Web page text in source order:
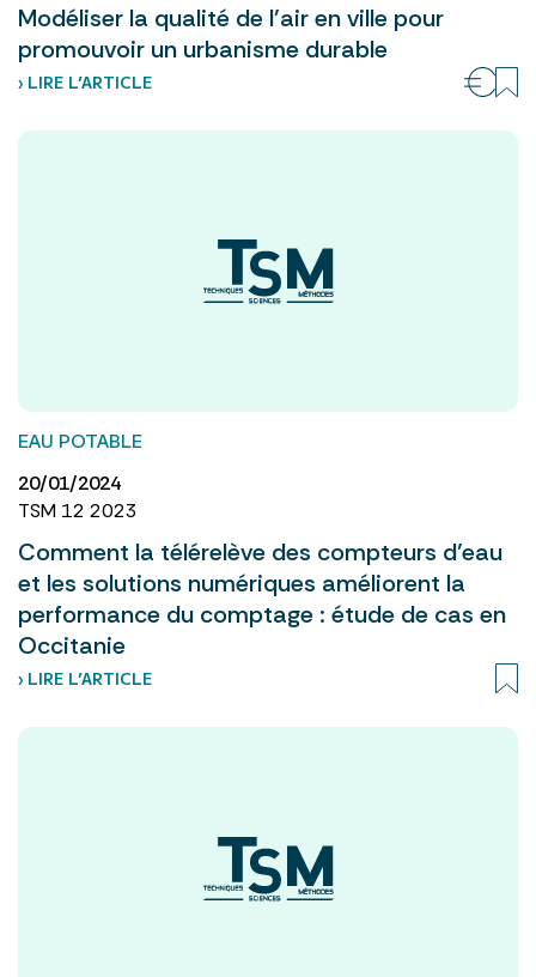
Modéliser la qualité de l’air en ville pour
promouvoir un urbanisme durable
› LIRE L’ARTICLE
EAU POTABLE
20/01/2024
TSM 12 2023
Comment la télérelève des compteurs d’eau
et les solutions numériques améliorent la
performance du comptage : étude de cas en
Occitanie
› LIRE L’ARTICLE